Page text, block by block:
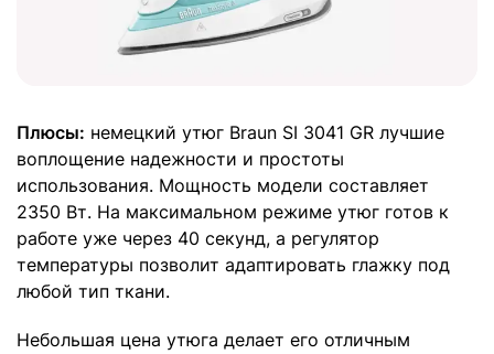
Плюсы: немецкий утюг Braun SI 3041 GR лучшие
воплощение надежности и простоты
использования. Мощность модели составляет
2350 Вт. На максимальном режиме утюг готов к
работе уже через 40 секунд, а регулятор
температуры позволит адаптировать глажку под
любой тип ткани.
Небольшая цена утюга делает его отличным